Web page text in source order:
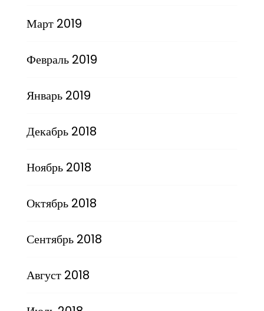
Март 2019
Февраль 2019
Январь 2019
Декабрь 2018
Ноябрь 2018
Октябрь 2018
Сентябрь 2018
Август 2018